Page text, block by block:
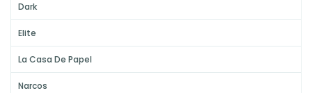
Dark
Elite
La Casa De Papel
Narcos